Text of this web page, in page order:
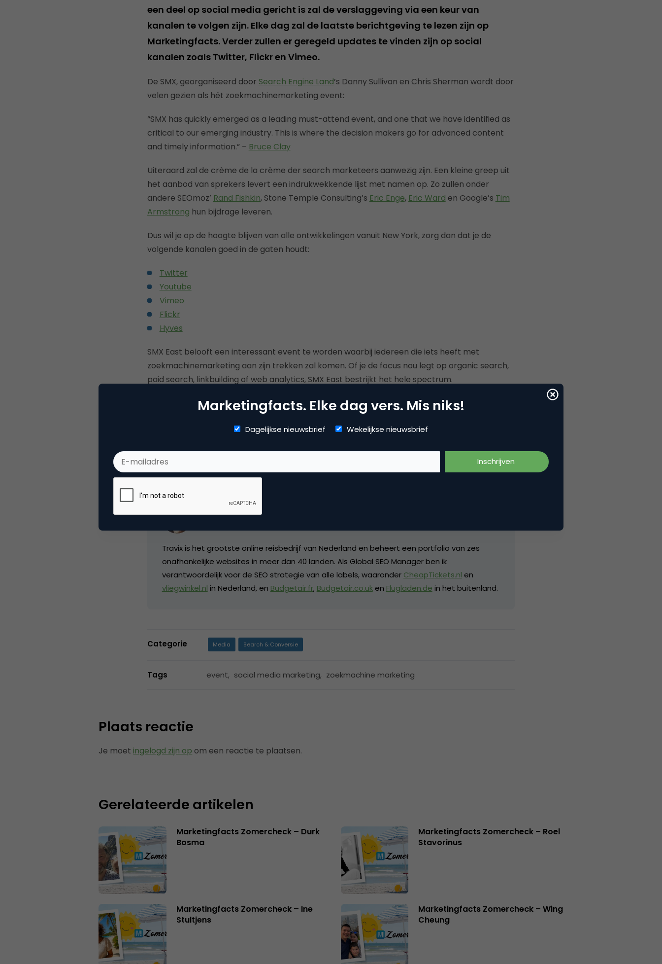
een deel op social media gericht is zal de verslaggeving via een keur van
kanalen te volgen zijn. Elke dag zal de laatste berichtgeving te lezen zijn op
Marketingfacts. Verder zullen er geregeld updates te vinden zijn op social
kanalen zoals Twitter, Flickr en Vimeo.
De SMX, georganiseerd door Search Engine Land’s Danny Sullivan en Chris Sherman wordt door
velen gezien als hét zoekmachinemarketing event:
“SMX has quickly emerged as a leading must-attend event, and one that we have identified as
critical to our emerging industry. This is where the decision makers go for advanced content
and timely information.” – Bruce Clay
Uiteraard zal de crème de la crème der search marketeers aanwezig zijn. Een kleine greep uit
het aanbod van sprekers levert een indrukwekkende lijst met namen op. Zo zullen onder
andere SEOmoz’ Rand Fishkin, Stone Temple Consulting’s Eric Enge, Eric Ward en Google’s Tim
Armstrong hun bijdrage leveren.
Dus wil je op de hoogte blijven van alle ontwikkelingen vanuit New York, zorg dan dat je de
volgende kanalen goed in de gaten houdt:
Twitter
Youtube
Vimeo
Flickr
Hyves
SMX East belooft een interessant event te worden waarbij iedereen die iets heeft met
zoekmachinemarketing aan zijn trekken zal komen. Of je de focus nou legt op organic search,
paid search, linkbuilding of web analytics, SMX East bestrijkt het hele spectrum.
Deel dit artikel Kopieer link
Wouter Kiel
Travix is het grootste online reisbedrijf van Nederland en beheert een portfolio van zes
onafhankelijke websites in meer dan 40 landen. Als Global SEO Manager ben ik
verantwoordelijk voor de SEO strategie van alle labels, waaronder CheapTickets.nl en
vliegwinkel.nl in Nederland, en Budgetair.fr, Budgetair.co.uken Flugladen.de in het buitenland.
Categorie Media Search & Conversie
Tags event, social media marketing, zoekmachine marketing
Plaats reactie
Je moet ingelogd zijn op om een reactie te plaatsen.
Gerelateerde artikelen
Marketingfacts Zomercheck – Durk
Bosma
Marketingfacts Zomercheck – Roel
Stavorinus
Marketingfacts Zomercheck – Ine
Stultjens
Marketingfacts Zomercheck – Wing
Cheung
Marketingfacts. Elke dag vers. Mis niks!
Dagelijkse nieuwsbrief Wekelijkse nieuwsbrief